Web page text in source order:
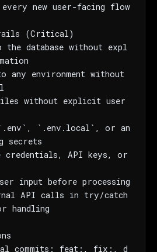
new user-facing flow
(Critical)
database without expl
any environment without
without explicit user
`.env`, `.env.local`, or an
secrets
credentials, API keys, or
input before processing
API calls in try/catch
handling
commits: feat:, fix:, d